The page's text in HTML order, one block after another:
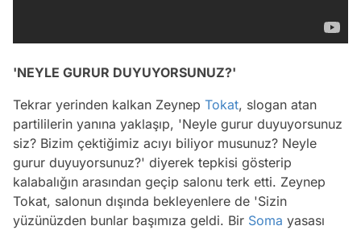
'NEYLE GURUR DUYUYORSUNUZ?'
Tekrar yerinden kalkan Zeynep Tokat, slogan atan
partililerin yanına yaklaşıp, 'Neyle gurur duyuyorsunuz
siz? Bizim çektiğimiz acıyı biliyor musunuz? Neyle
gurur duyuyorsunuz?' diyerek tepkisi gösterip
kalabalığın arasından geçip salonu terk etti. Zeynep
Tokat, salonun dışında bekleyenlere de 'Sizin
yüzünüzden bunlar başımıza geldi. Bir Soma yasası